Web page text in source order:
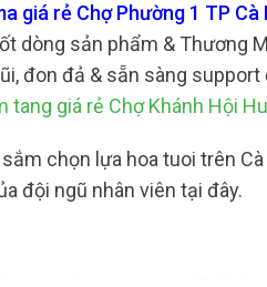
giá rẻ Chợ Phường 1 TP
dòng sản phẩm & Thương
đon đả & sẵn sàng
tang giá rẻ Chợ Khánh Hội
chọn lựa hoa tuoi trên
đội ngũ nhân viên tại đây.